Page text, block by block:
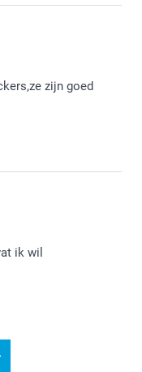
beoordeling.
zomer van!
zijn goed
geeft op
bestelling te
ik wil